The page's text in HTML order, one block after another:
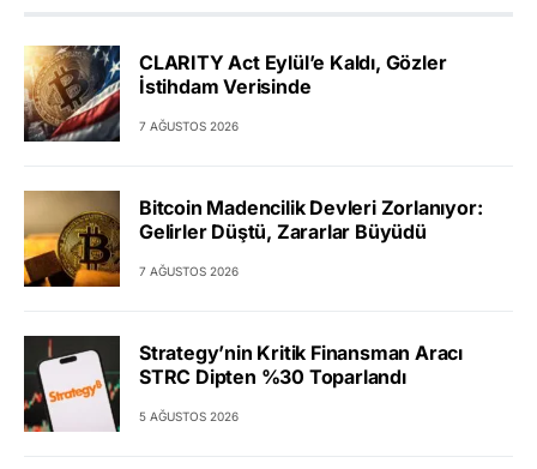
CLARITY Act Eylül’e Kaldı, Gözler
İstihdam Verisinde
7 AĞUSTOS 2026
Bitcoin Madencilik Devleri Zorlanıyor:
Gelirler Düştü, Zararlar Büyüdü
7 AĞUSTOS 2026
Strategy’nin Kritik Finansman Aracı
STRC Dipten %30 Toparlandı
5 AĞUSTOS 2026